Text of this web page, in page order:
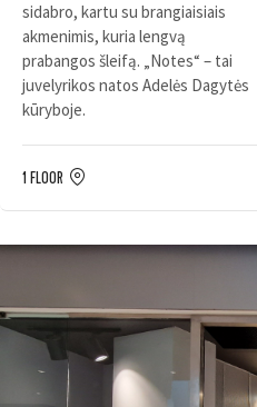
sidabro, kartu su brangiaisiais
akmenimis, kuria lengvą
prabangos šleifą. „Notes“ – tai
juvelyrikos natos Adelės Dagytės
kūryboje.
1 FLOOR